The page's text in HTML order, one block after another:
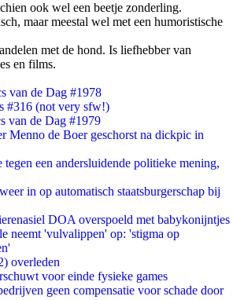
ook wel een beetje zonderling.
maar meestal wel met een humoristische
met de hond. Is liefhebber van
en films.
van de Dag #1978
#316 (not very sfw!)
van de Dag #1979
Menno de Boer geschorst na dickpic in
tegen een andersluidende politieke mening,
in op automatisch staatsburgerschap bij
DOA overspoeld met babykonijntjes
neemt 'vulvalippen' op: 'stigma op
overleden
voor einde fysieke games
geen compensatie voor schade door